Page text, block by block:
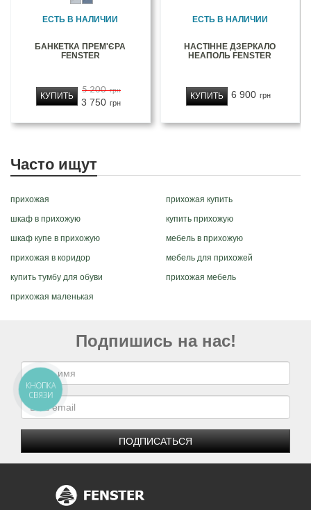
ЕСТЬ В НАЛИЧИИ
БАНКЕТКА ПРЕМ'ЄРА
FENSTER
5 200 грн
3 750 грн
КУПИТЬ
ЕСТЬ В НАЛИЧИИ
НАСТІННЕ ДЗЕРКАЛО
НЕАПОЛЬ FENSTER
6 900 грн
КУПИТЬ
Часто ищут
прихожая
прихожая купить
шкаф в прихожую
купить прихожую
шкаф купе в прихожую
мебель в прихожую
прихожая в коридор
мебель для прихожей
купить тумбу для обуви
прихожая мебель
прихожая маленькая
Подпишись на нас!
ПОДПИСАТЬСЯ
КНОПКА
СВЯЗИ